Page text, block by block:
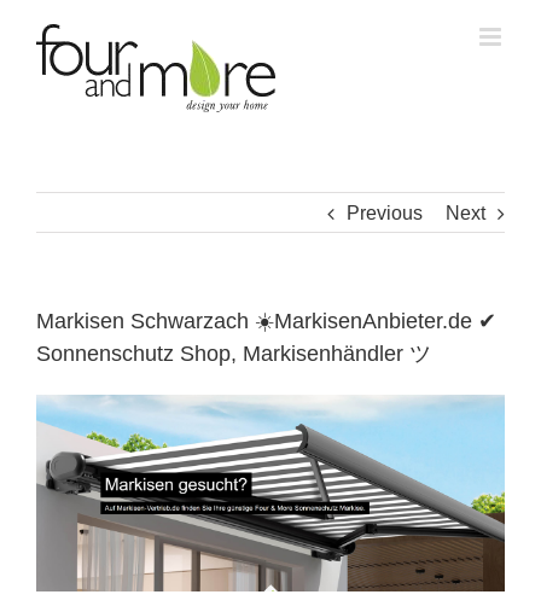
content
Previous Next
Markisen Schwarzach ☀️MarkisenAnbieter.de ✔
Sonnenschutz Shop, Markisenhändler ツ